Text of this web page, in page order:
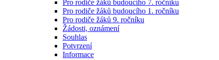
Pro rodiče žáků budoucího 7. ročníku
Pro rodiče žáků budoucího 1. ročníku
Pro rodiče žáků 9. ročníku
Žádosti, oznámení
Souhlas
Potvrzení
Informace